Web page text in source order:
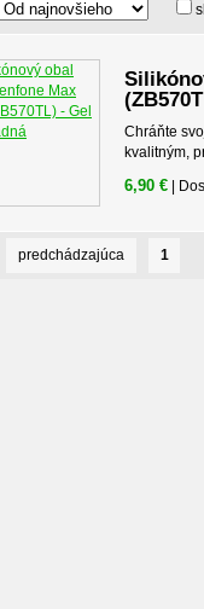
Chráňte
kvalitným,
6,90 € |
predchádzajúca 1